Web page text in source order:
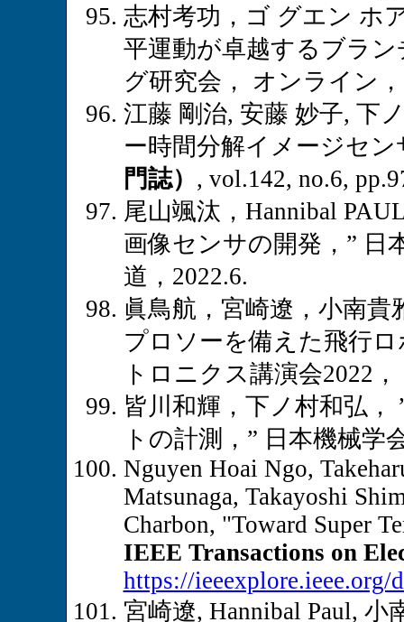
志村考功，ゴ グエン ホ
平運動が卓越するブラ
グ研究会， オンライン
江藤 剛治, 安藤 妙子, 下
ー時間分解イメージセ
門誌） , vol.142, no.6,
尾山颯汰，Hannibal
画像センサの開発，” 日
道，2022.6.
眞鳥航，宮崎遼，小南貴
プロソーを備えた飛行
トロニクス講演会2022
皆川和輝，下ノ村和弘
トの計測，” 日本機械
Nguyen Hoai Ngo,
Matsunaga, Takayoshi
Charbon, "Toward Super
IEEE Transactions on
https://ieeexplore.ieee.org/
宮崎遼, Hannibal Paul, 小